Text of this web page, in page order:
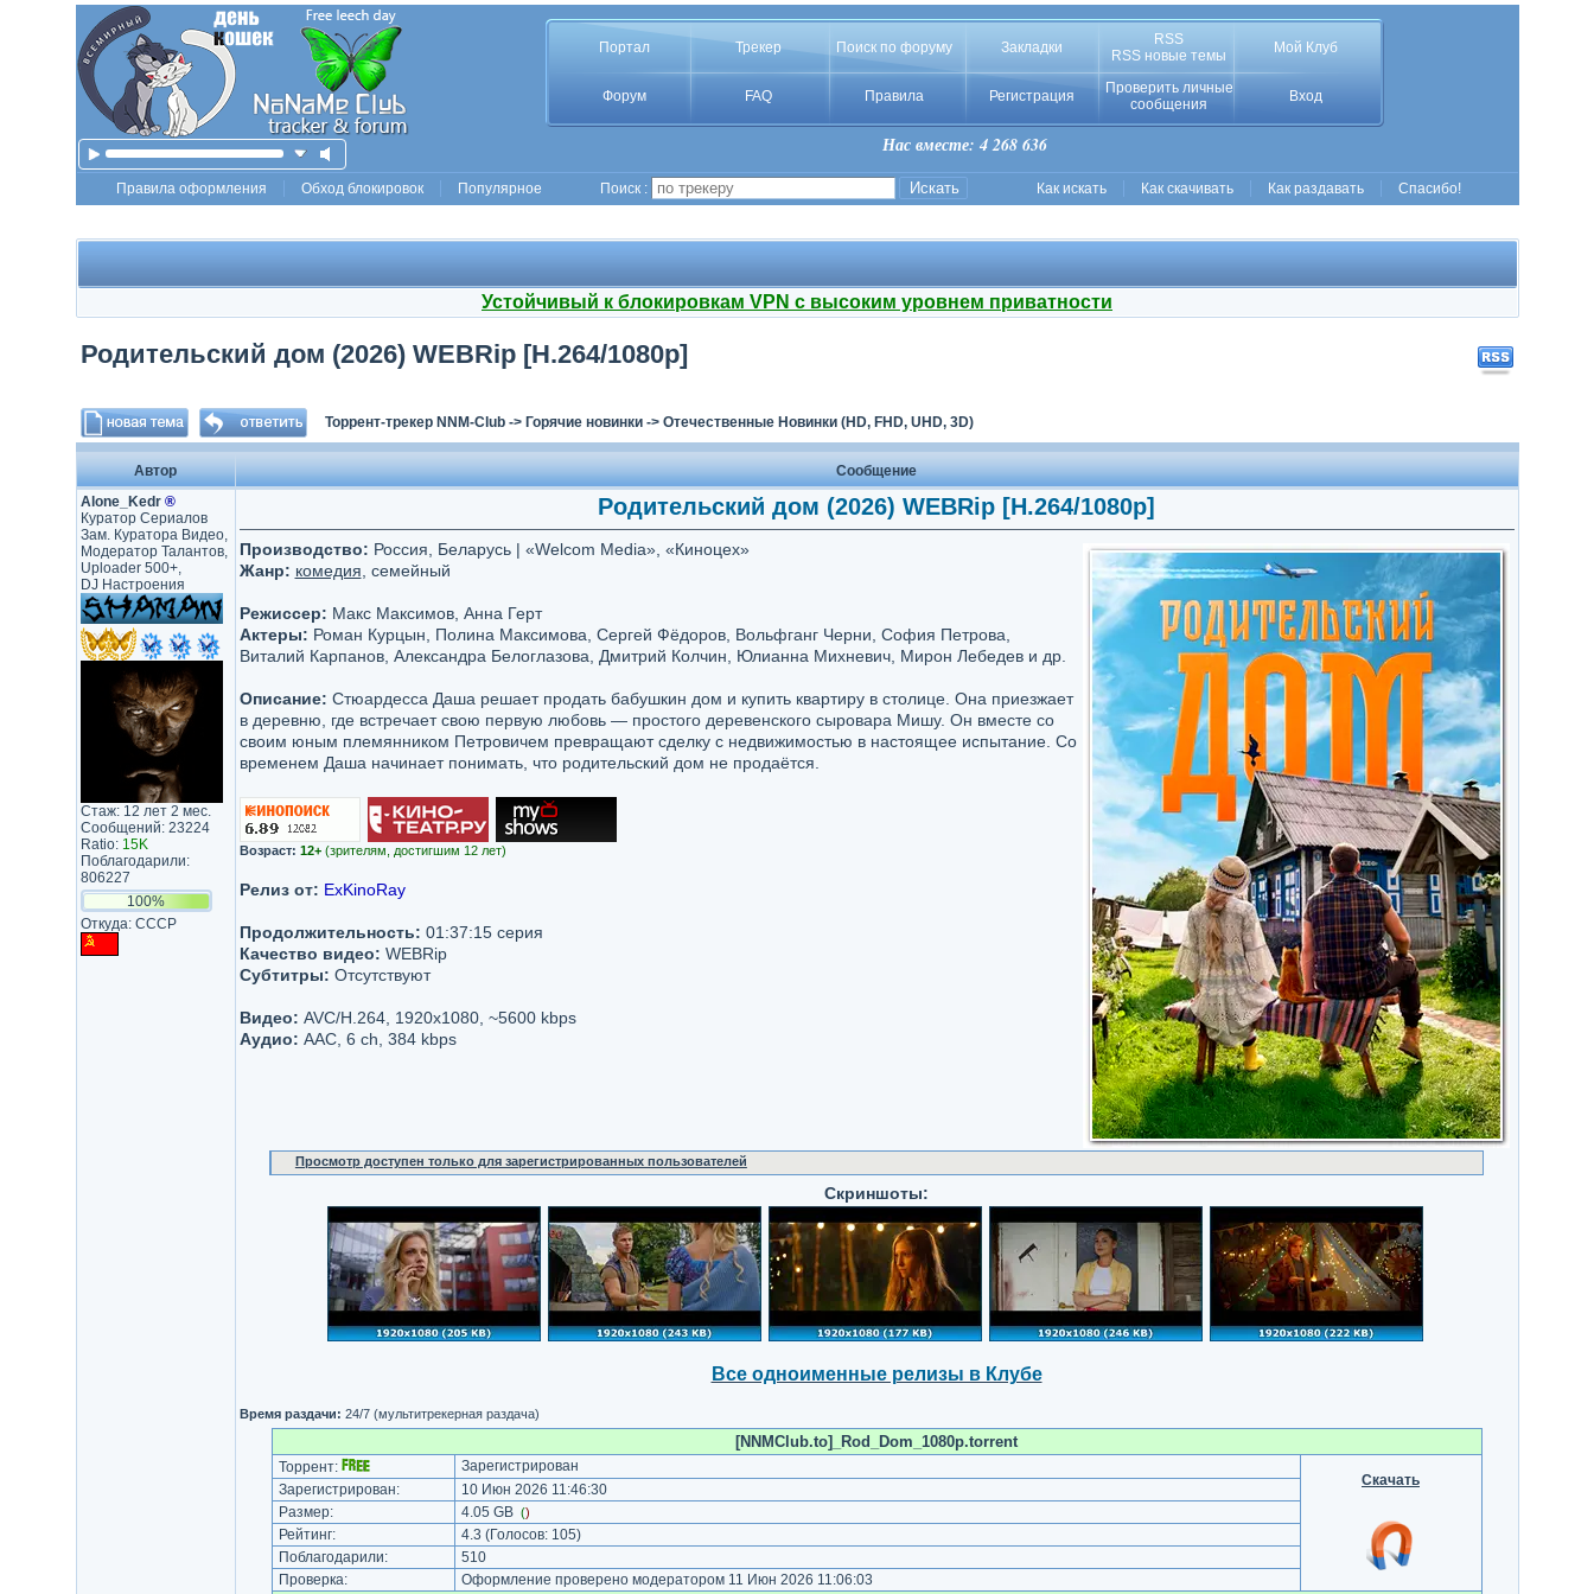
Портал Трекер Поиск по форуму Закладки
RSS
RSS новые темы
Мой Клуб
Форум FAQ Правила Регистрация
Проверить личные
сообщения
Вход
Нас вместе: 4 268 636
Правила оформления Обход блокировок Популярное Поиск : Как искать Как скачивать Как раздавать Спасибо!
Устойчивый к блокировкам VPN с высоким уровнем приватности
Родительский дом (2026) WEBRip [H.264/1080p]
Торрент-трекер NNM-Club-> Горячие новинки-> Отечественные Новинки (HD, FHD, UHD, 3D)
Автор
Сообщение
Alone_Kedr ®
Куратор Сериалов
Зам. Куратора Видео,
Модератор Талантов,
Uploader 500+,
DJ Настроения
Стаж: 12 лет 2 мес.
Сообщений: 23224
Ratio: 15K
Поблагодарили:
806227
100%
Откуда: CCCP
Родительский дом (2026) WEBRip [H.264/1080p]
Производство: Россия, Беларусь | «Welcom Media», «Киноцех»
Жанр: комедия , семейный
Режиссер: Макс Максимов, Анна Герт
Актеры: Роман Курцын, Полина Максимова, Сергей Фёдоров, Вольфганг Черни, София Петрова,
Виталий Карпанов, Александра Белоглазова, Дмитрий Колчин, Юлианна Михневич, Мирон Лебедев и др.
Описание: Стюардесса Даша решает продать бабушкин дом и купить квартиру в столице. Она приезжает
в деревню, где встречает свою первую любовь — простого деревенского сыровара Мишу. Он вместе со
своим юным племянником Петровичем превращают сделку с недвижимостью в настоящее испытание. Со
временем Даша начинает понимать, что родительский дом не продаётся.
Возраст: 12+(зрителям, достигшим 12 лет)
Релиз от: ExKinoRay
Продолжительность: 01:37:15 серия
Качество видео: WEBRip
Субтитры: Отсутствуют
Видео: AVC/H.264, 1920x1080, ~5600 kbps
Аудио: AAC, 6 ch, 384 kbps
Просмотр доступен только для зарегистрированных пользователей
Скриншоты:
Все одноименные релизы в Клубе
Время раздачи: 24/7 (мультитрекерная раздача)
[NNMClub.to]_Rod_Dom_1080p.torrent
Торрент:
Зарегистрирован
Скачать
Зарегистрирован:
10 Июн 2026 11:46:30
Размер:
4.05 GB ()
Рейтинг: 4.3 (Голосов: 105)
Поблагодарили:
510
Проверка:
Оформление проверено модератором 11 Июн 2026 11:06:03